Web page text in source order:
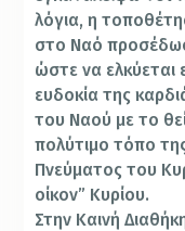
λόγια, η
στο Ναό
ώστε να ελκύεται
ευδοκία της
του Ναού με το
πολύτιμο τόπο
Πνεύματος του
οίκον” Κυρίου.
Στην Καινή